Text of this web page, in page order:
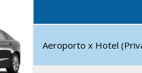
Aeroporto x Hotel